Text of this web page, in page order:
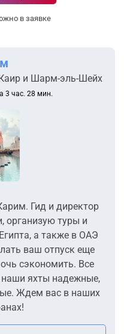
в заявке
Каир и Шарм-эль-Шейх
3 час. 28 мин.
Гид и директор
организую туры и
а также в ОАЭ
ваш отпуск еще
сэкономить. Все
яхты надежные,
Ждем вас в наших